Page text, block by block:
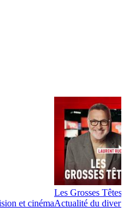
et cinéma
Les Grosses Têtes
Actualité du